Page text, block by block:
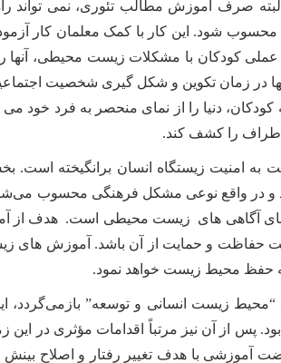
صرف آموزش مطالب تئوری، نمی تواند
شود. این کار با کمک معلمان کار
عملی کودکان با مشکلات زیست محیطی، آنها
در زمان تکوین و شکل گیری شخصیت
دنیا را از نمای منحصر به فرد خود می
اطراف را کشف کند.
به امنیت زیستگاه انسان برانگیخته است.
و در واقع نوعی مشکل فرهنگی محسوب
آگاهی های زیست محیطی است. هدف از
حفاظت و حمایت از آن باشد. آموزش های
حفظ محیط زیست خواهد نمود.
متحد در سوئد، با عنوان “محیط زیست انسانی و توسعه”
پس از آن نیز مرتباً اقدامات مؤثری در این
نهضت آموزشی با هدف تغییر رفتار و اصلاح